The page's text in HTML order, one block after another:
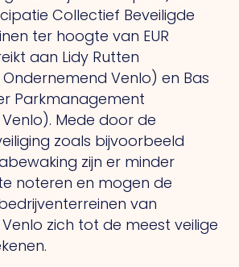
Collectief Beveiligde
ter hoogte van EUR
aan Lidy Rutten
Venlo) en Bas
Parkmanagement
Mede door de
zoals bijvoorbeeld
zijn er minder
noteren en mogen de
van
zich tot de meest veilige